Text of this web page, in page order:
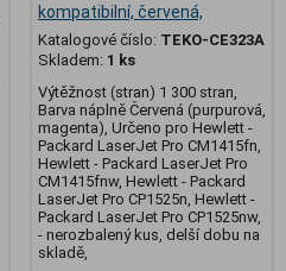
kompatibilní, červená,
Katalogové číslo: TEKO-CE323A
Skladem: 1 ks
Výtěžnost (stran) 1 300 stran,
Barva náplně Červená (purpurová,
magenta), Určeno pro Hewlett -
Packard LaserJet Pro CM1415fn,
Hewlett - Packard LaserJet Pro
CM1415fnw, Hewlett - Packard
LaserJet Pro CP1525n, Hewlett -
Packard LaserJet Pro CP1525nw,
- nerozbalený kus, delší dobu na
skladě,